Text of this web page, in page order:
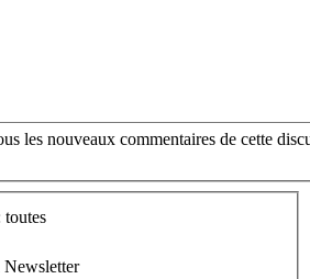
les nouveaux commentaires de cette
toutes
Newsletter